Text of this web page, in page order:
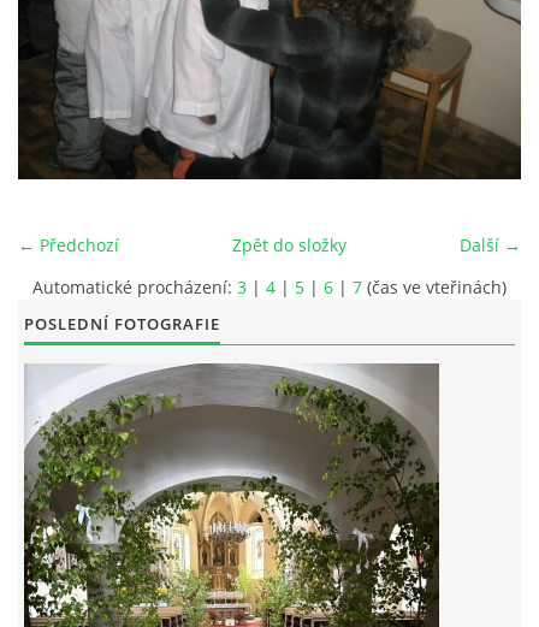
HISTORIE FARNOSTÍ
POŘAD BOHOSLUŽEB
AKTUALITY
ŽIVOTOPISY SVATÝCH
DUCHOVNÍ SLOVO
ÚVAHA MĚSÍCE
← Předchozí Další →
Zpět do složky
Automatické procházení: 3 | 4 | 5 | 6 | 7 (čas ve vteřinách)
POSLEDNÍ FOTOGRAFIE